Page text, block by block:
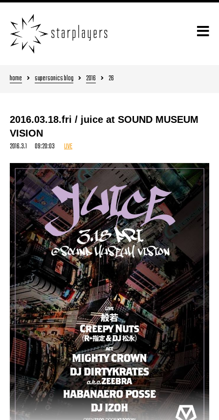
home supersonics blog 2016 26
2016.03.18.fri / juice at SOUND MUSEUM
VISION
2016.3.1 09:20:03 LIVE